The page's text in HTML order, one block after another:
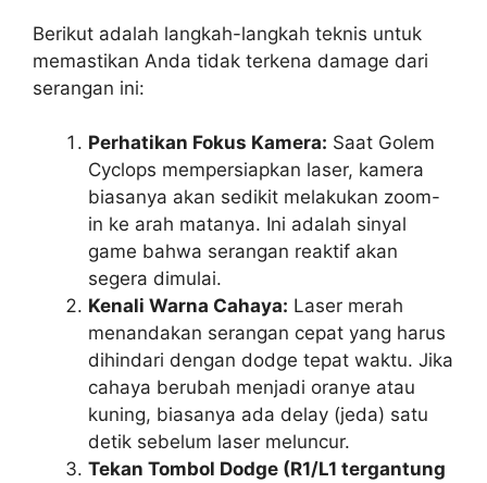
Berikut adalah langkah-langkah teknis untuk
memastikan Anda tidak terkena damage dari
serangan ini:
Perhatikan Fokus Kamera: Saat Golem
Cyclops mempersiapkan laser, kamera
biasanya akan sedikit melakukan zoom-
in ke arah matanya. Ini adalah sinyal
game bahwa serangan reaktif akan
segera dimulai.
Kenali Warna Cahaya: Laser merah
menandakan serangan cepat yang harus
dihindari dengan dodge tepat waktu. Jika
cahaya berubah menjadi oranye atau
kuning, biasanya ada delay (jeda) satu
detik sebelum laser meluncur.
Tekan Tombol Dodge (R1/L1 tergantung